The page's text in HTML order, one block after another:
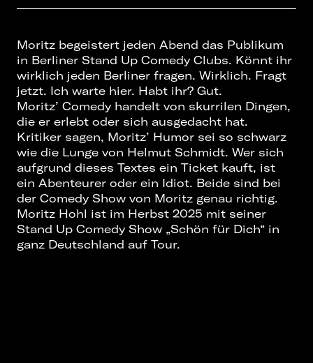
Moritz begeistert jeden Abend das Publikum
in Berliner Stand Up Comedy Clubs. Könnt ihr
wirklich jeden Berliner fragen. Wirklich. Fragt
jetzt. Ich warte hier. Habt ihr? Gut.
Moritz’ Comedy handelt von skurrilen Dingen,
die er erlebt oder sich ausgedacht hat.
Kritiker sagen, Moritz’ Humor sei so schwarz
wie die Lunge von Helmut Schmidt. Wer sich
aufgrund dieses Textes ein Ticket kauft, ist
ein Abenteurer oder ein Idiot. Beide sind bei
der Comedy Show von Moritz genau richtig.
Moritz Hohl ist im Herbst 2025 mit seiner
Stand Up Comedy Show „Schön für Dich“ in
ganz Deutschland auf Tour.